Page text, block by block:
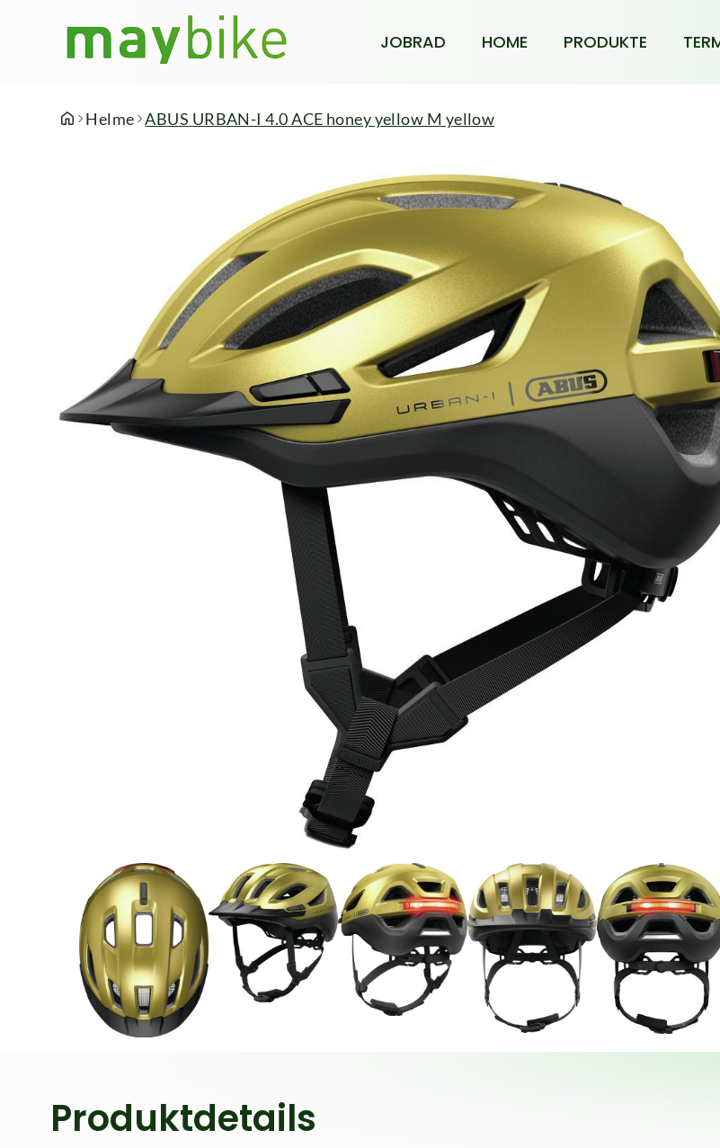
JOBRAD HOME PRODUKTE
Helme ABUS URBAN-I 4.0 ACE honey yellow M yellow
Produktdetails